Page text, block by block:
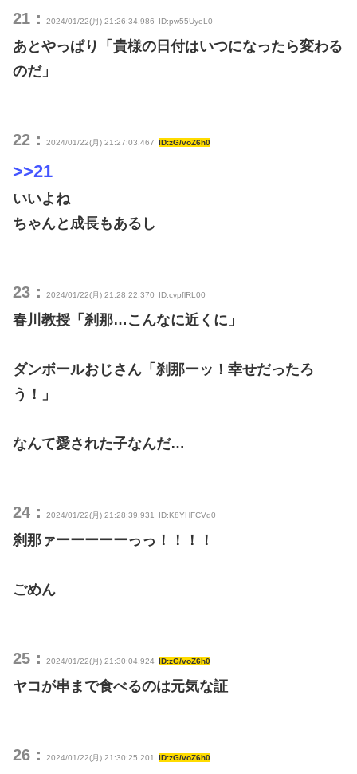
21： 2024/01/22(月) 21:26:34.986 ID:pw55UyeL0
あとやっぱり「貴様の日付はいつになったら変わる
のだ」
22： 2024/01/22(月) 21:27:03.467 ID:zG/voZ6h0
>>21
いいよね
ちゃんと成長もあるし
23： 2024/01/22(月) 21:28:22.370 ID:cvpflRL00
春川教授「刹那…こんなに近くに」
ダンボールおじさん「刹那ーッ！幸せだったろ
う！」
なんて愛された子なんだ…
24： 2024/01/22(月) 21:28:39.931 ID:K8YHFCVd0
刹那ァーーーーーっっ！！！！
ごめん
25： 2024/01/22(月) 21:30:04.924 ID:zG/voZ6h0
ヤコが串まで食べるのは元気な証
26： 2024/01/22(月) 21:30:25.201 ID:zG/voZ6h0